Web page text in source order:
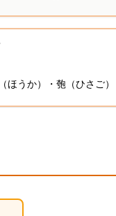
ほうか）・匏（ひさご）